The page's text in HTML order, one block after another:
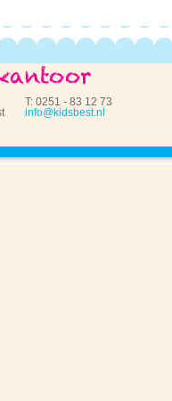
T: 0251 - 83 12 73
info@kidsbest.nl